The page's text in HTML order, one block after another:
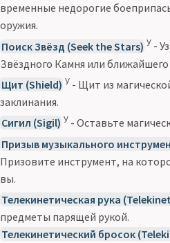
временные недорогие
оружия.
Поиск Звёзд (Seek the Stars) У -
Звёздного Камня или
Щит (Shield) У - Щит из
заклинания.
Сигил (Sigil) У - Оставьте
Призыв музыкального
Призовите инструмент, на
вы.
Телекинетическая рука
предметы парящей рукой.
Телекинетический бросок